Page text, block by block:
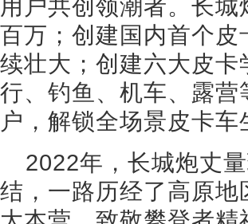
用户共创领潮者。长
百万；创建国内首个
续壮大；创建六大皮
行、钓鱼、机车、露
户，解锁全场景皮卡车
2022年，长城炮丈
结，一路历经了高原